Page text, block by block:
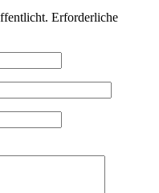
Erforderliche